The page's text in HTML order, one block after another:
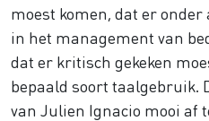
moest komen, dat er
in het management van
dat er kritisch gekeken
bepaald soort taalgebruik.
van Julien Ignacio mooi af